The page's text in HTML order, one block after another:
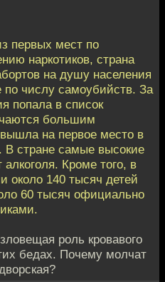
первых мест по
наркотиков, страна
на душу населения
числу самоубийств. За
попала в список
большим
на первое место в
В стране самые высокие
алкоголя. Кроме того, в
около 140 тысяч детей
60 тысяч официально
роль кровавого
бедах. Почему молчат